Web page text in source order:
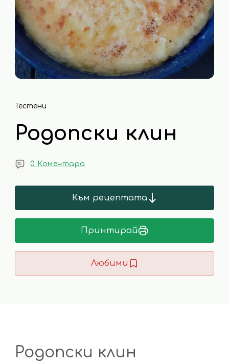
Тестени
Родопски клин
0 Коментара
Към рецептата
Принтирай
Любими
Родопски клин